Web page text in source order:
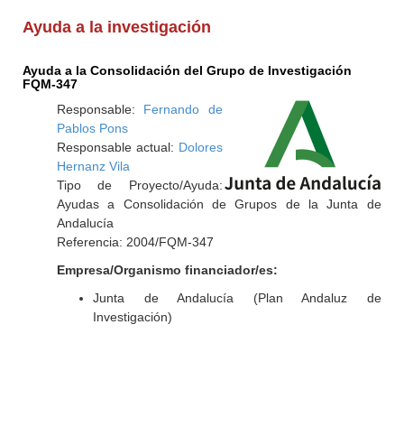
Ayuda a la investigación
Ayuda a la Consolidación del Grupo de Investigación
FQM-347
Responsable: Fernando de
Pablos Pons
Responsable actual: Dolores
Hernanz Vila
Tipo de Proyecto/Ayuda:
Ayudas a Consolidación de Grupos de la Junta de
Andalucía
Referencia: 2004/FQM-347
Empresa/Organismo financiador/es:
Junta de Andalucía (Plan Andaluz de
Investigación)